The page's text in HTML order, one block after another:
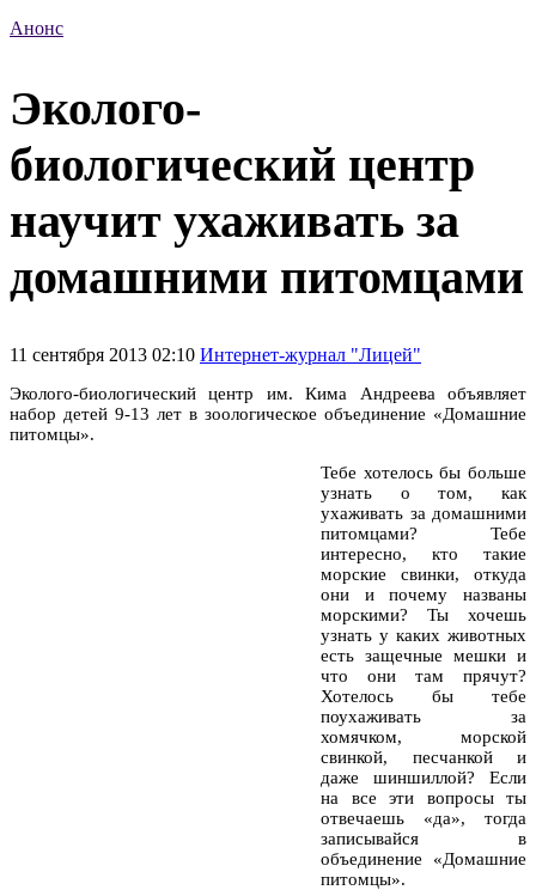
Анонс
Эколого-
биологический центр
научит ухаживать за
домашними питомцами
11 сентября 2013 02:10 Интернет-журнал "Лицей"
Эколого-биологический центр им. Кима Андреева объявляет
набор детей 9-13 лет в зоологическое объединение «Домашние
питомцы».
Тебе хотелось бы больше
узнать о том, как
ухаживать за домашними
питомцами? Тебе
интересно, кто такие
морские свинки, откуда
они и почему названы
морскими? Ты хочешь
узнать у каких животных
есть защечные мешки и
что они там прячут?
Хотелось бы тебе
поухаживать за
хомячком, морской
свинкой, песчанкой и
даже шиншиллой? Если
на все эти вопросы ты
отвечаешь «да», тогда
записывайся в
объединение «Домашние
питомцы».